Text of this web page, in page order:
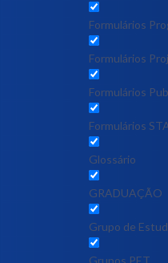
Formulários
Formulários
Formulários
Formulários
Glossário
GRADUAÇÃO
Grupo de